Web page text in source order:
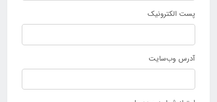
پست الکترونیک
آدرس وب‌سایت